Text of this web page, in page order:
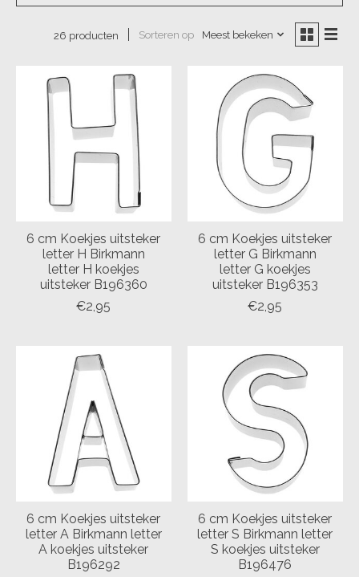
26 producten Sorteren op Meest bekeken
6 cm Koekjes uitsteker
letter H Birkmann
letter H koekjes
uitsteker B196360
€2,95
6 cm Koekjes uitsteker
letter G Birkmann
letter G koekjes
uitsteker B196353
€2,95
6 cm Koekjes uitsteker
letter A Birkmann letter
A koekjes uitsteker
B196292
6 cm Koekjes uitsteker
letter S Birkmann letter
S koekjes uitsteker
B196476